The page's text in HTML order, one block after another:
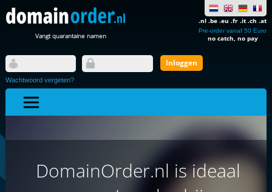
Vangt quarantaine namen
.nl .be .eu .fr .it .ch .at
Pre-order vanaf 50 Euro
no catch, no pay
Wachtwoord vergeten?
DomainOrder.nl is ideaal